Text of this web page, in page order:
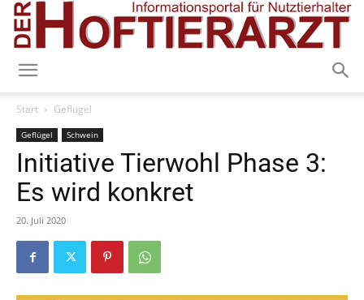
Start Geflügel
Geflügel Schwein
Initiative Tierwohl Phase 3:
Es wird konkret
20. Juli 2020